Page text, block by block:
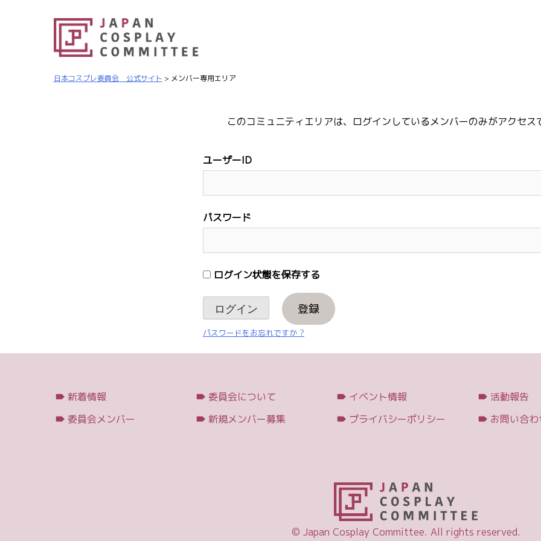
日本コスプレ委員会 公式サイト > メンバー専用エリア
このコミュニティエリアは、ログインしているメンバーのみがアクセス
ユーザーID
パスワード
ログイン状態を保存する
登録
パスワードをお忘れですか ?
新着情報 委員会について イベント情報 活動報告
委員会メンバー
新規メンバー募集 プライバシーポリシー お問い合わ
© Japan Cosplay Committee. All rights reserved.